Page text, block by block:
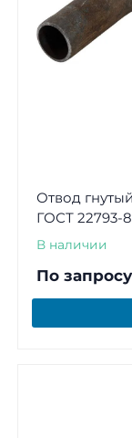
Отвод
ГОСТ 22793-
В наличии
По запросу